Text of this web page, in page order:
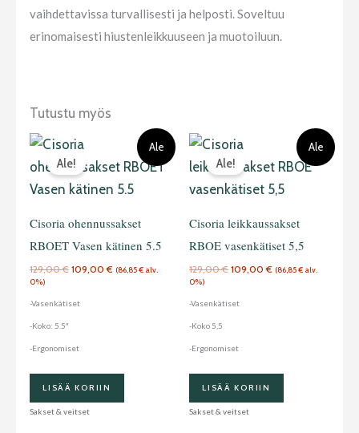
vaihdettavissa turvallisesti ja helposti. Soveltuu
erinomaisesti hiustenleikkuuseen ja muotoiluun.
Tutustu myös
Ale
Ale!
Cisoria ohennussakset
RBOET Vasen kätinen 5.5
129,00€
Alkuperäinen
hinta
oli:
129,00 €.
109,00€
Nykyinen
on:
109,00 €.
(86,85€ alv.
0%)
-Vasenkätiset
-Koko: 5.5″
-Ergonomiset
LISÄÄ KORIIN
Sakset & veitset
Ale
Ale!
Cisoria leikkaussakset
RBOE vasenkätiset 5,5
129,00€
Alkuperäinen
hinta
oli:
129,00 €.
109,00€
Nykyinen
on:
109,00 €.
(86,85€ alv.
0%)
-Vasenkätiset
-Koko 5,5
-Ergonomiset
LISÄÄ KORIIN
Sakset & veitset